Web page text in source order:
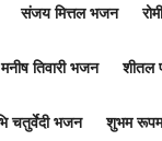
संजय मित्तल भजन
मनीष तिवारी भजन शीतल
चतुर्वेदी भजन शुभम